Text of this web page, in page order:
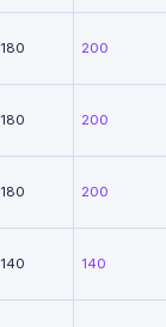
180 200
180 200
180 200
140 140